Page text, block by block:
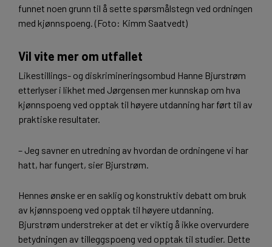
funnet noen grunn til å sette spørsmålstegn ved ordningen
med kjønnspoeng. (Foto: Kimm Saatvedt)
Vil vite mer om utfallet
Likestillings- og diskrimineringsombud Hanne Bjurstrøm
etterlyser i likhet med Jørgensen mer kunnskap om hva
kjønnspoeng ved opptak til høyere utdanning har ført til av
praktiske resultater.
– Jeg savner en utredning av hvordan de ordningene vi har
hatt, har fungert, sier Bjurstrøm.
Hennes ønske er en saklig og konstruktiv debatt om bruk
av kjønnspoeng ved opptak til høyere utdanning.
Bjurstrøm understreker at det er viktig å ikke overvurdere
betydningen av tilleggspoeng ved opptak til studier. Dette